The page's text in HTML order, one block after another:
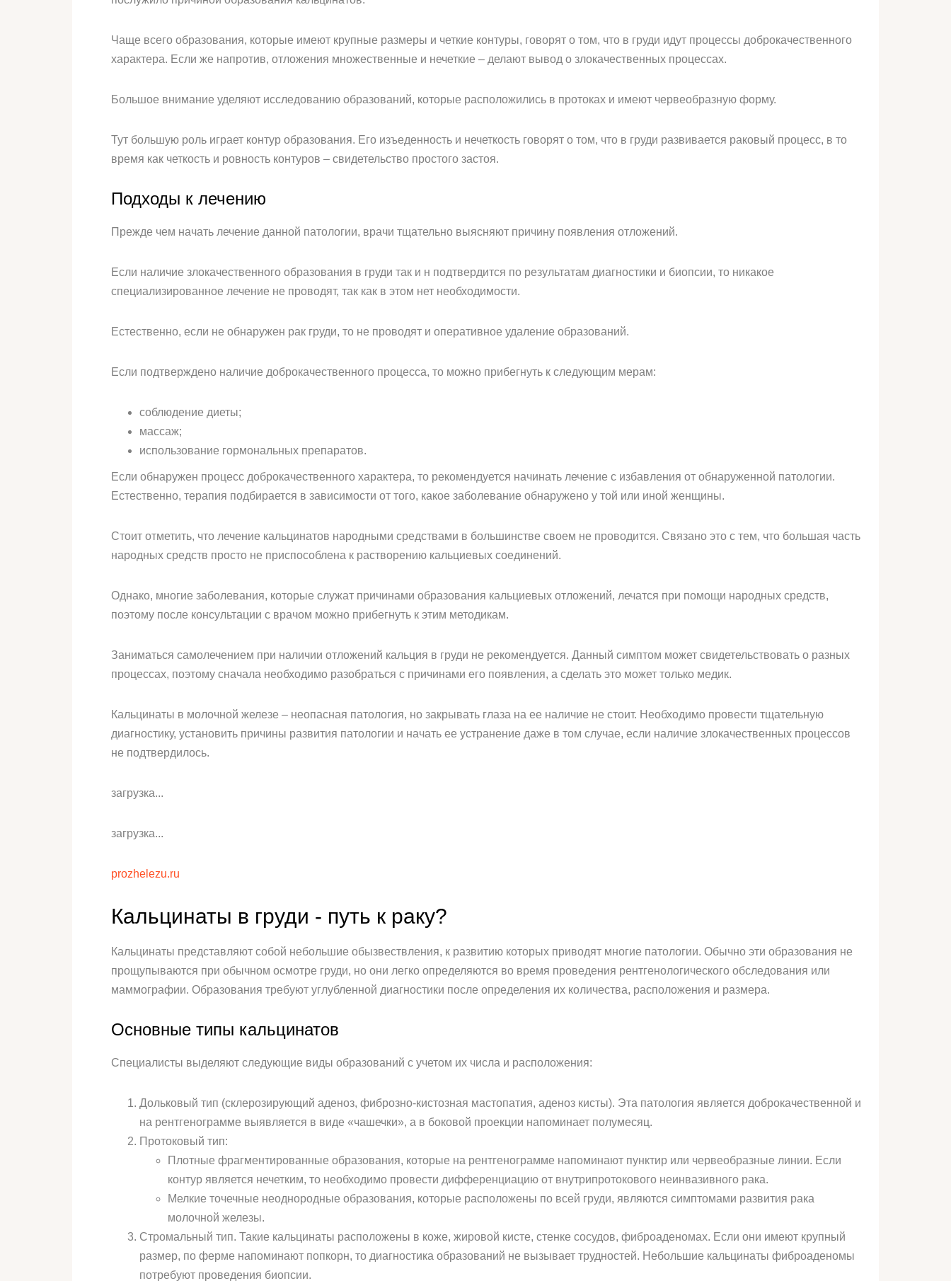
Чаще всего образования, которые имеют крупные размеры и четкие контуры, говорят о том, что в груди идут процессы доброкачественного
характера. Если же напротив, отложения множественные и нечеткие – делают вывод о злокачественных процессах.
Большое внимание уделяют исследованию образований, которые расположились в протоках и имеют червеобразную форму.
Тут большую роль играет контур образования. Его изъеденность и нечеткость говорят о том, что в груди развивается раковый процесс, в то
время как четкость и ровность контуров – свидетельство простого застоя.
Подходы к лечению
Прежде чем начать лечение данной патологии, врачи тщательно выясняют причину появления отложений.
Если наличие злокачественного образования в груди так и н подтвердится по результатам диагностики и биопсии, то никакое
специализированное лечение не проводят, так как в этом нет необходимости.
Естественно, если не обнаружен рак груди, то не проводят и оперативное удаление образований.
Если подтверждено наличие доброкачественного процесса, то можно прибегнуть к следующим мерам:
соблюдение диеты;
массаж;
использование гормональных препаратов.
Если обнаружен процесс доброкачественного характера, то рекомендуется начинать лечение с избавления от обнаруженной патологии.
Естественно, терапия подбирается в зависимости от того, какое заболевание обнаружено у той или иной женщины.
Стоит отметить, что лечение кальцинатов народными средствами в большинстве своем не проводится. Связано это с тем, что большая часть
народных средств просто не приспособлена к растворению кальциевых соединений.
Однако, многие заболевания, которые служат причинами образования кальциевых отложений, лечатся при помощи народных средств,
поэтому после консультации с врачом можно прибегнуть к этим методикам.
Заниматься самолечением при наличии отложений кальция в груди не рекомендуется. Данный симптом может свидетельствовать о разных
процессах, поэтому сначала необходимо разобраться с причинами его появления, а сделать это может только медик.
Кальцинаты в молочной железе – неопасная патология, но закрывать глаза на ее наличие не стоит. Необходимо провести тщательную
диагностику, установить причины развития патологии и начать ее устранение даже в том случае, если наличие злокачественных процессов
не подтвердилось.
загрузка...
загрузка...
prozhelezu.ru
Кальцинаты в груди - путь к раку?
Кальцинаты представляют собой небольшие обызвествления, к развитию которых приводят многие патологии. Обычно эти образования не
прощупываются при обычном осмотре груди, но они легко определяются во время проведения рентгенологического обследования или
маммографии. Образования требуют углубленной диагностики после определения их количества, расположения и размера.
Основные типы кальцинатов
Специалисты выделяют следующие виды образований с учетом их числа и расположения:
Дольковый тип (склерозирующий аденоз, фиброзно-кистозная мастопатия, аденоз кисты). Эта патология является доброкачественной и
на рентгенограмме выявляется в виде «чашечки», а в боковой проекции напоминает полумесяц.
Протоковый тип:
Плотные фрагментированные образования, которые на рентгенограмме напоминают пунктир или червеобразные линии. Если
контур является нечетким, то необходимо провести дифференциацию от внутрипротокового неинвазивного рака.
Мелкие точечные неоднородные образования, которые расположены по всей груди, являются симптомами развития рака
молочной железы.
Стромальный тип. Такие кальцинаты расположены в коже, жировой кисте, стенке сосудов, фиброаденомах. Если они имеют крупный
размер, по ферме напоминают попкорн, то диагностика образований не вызывает трудностей. Небольшие кальцинаты фиброаденомы
потребуют проведения биопсии.